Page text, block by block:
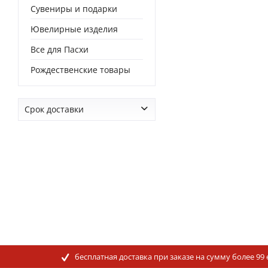
Сувениры и подарки
Ювелирные изделия
Все для Пасхи
Рождественские товары
Срок доставки
бесплатная доставка при заказе на сумму более 99